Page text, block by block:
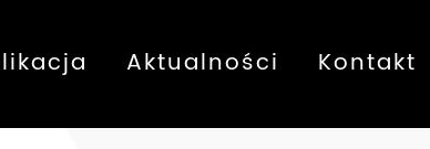
Aktualności Kontakt